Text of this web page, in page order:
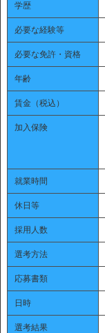
学歴
必要な経験等
必要な免許・資格
年齢
賃金（税込）
加入保険
就業時間
休日等
採用人数
選考方法
応募書類
日時
選考結果